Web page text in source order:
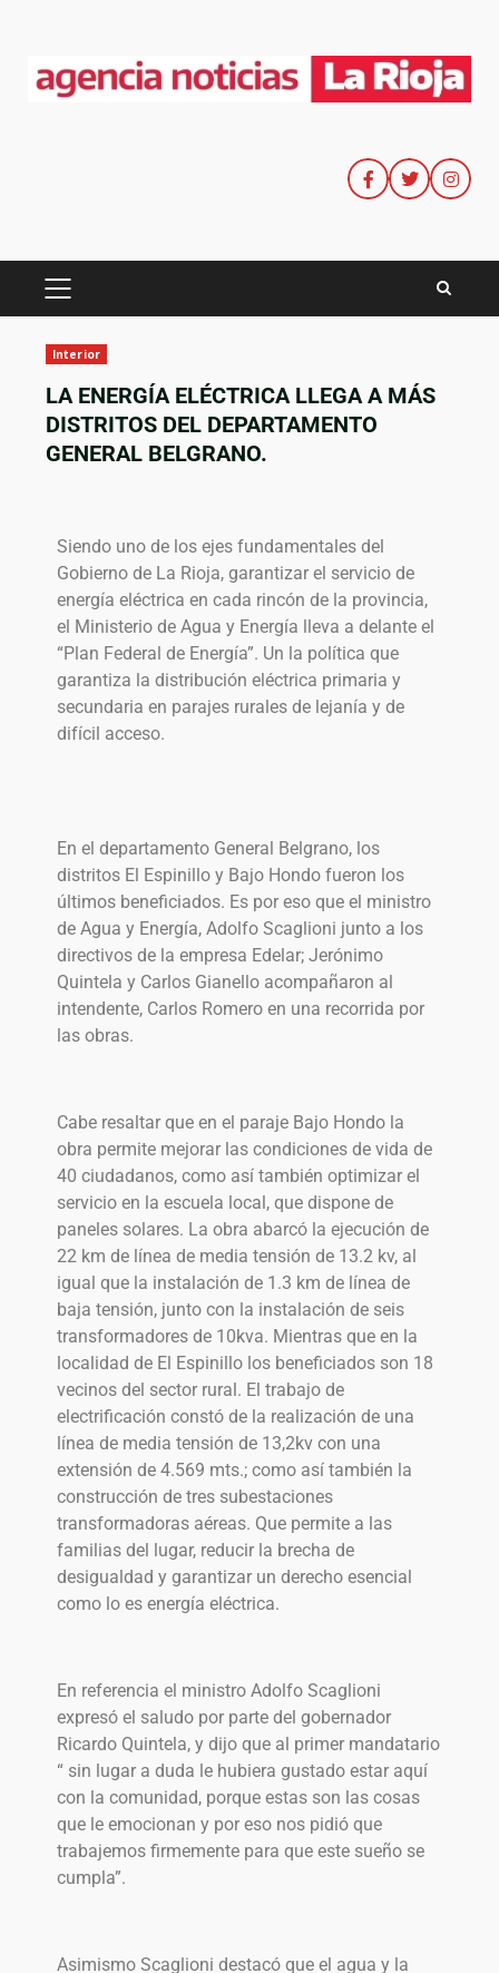
Interior
LA ENERGÍA ELÉCTRICA LLEGA A MÁS
DISTRITOS DEL DEPARTAMENTO
GENERAL BELGRANO.
Siendo uno de los ejes fundamentales del
Gobierno de La Rioja, garantizar el servicio de
energía eléctrica en cada rincón de la provincia,
el Ministerio de Agua y Energía lleva a delante el
“Plan Federal de Energía”. Un la política que
garantiza la distribución eléctrica primaria y
secundaria en parajes rurales de lejanía y de
difícil acceso.
En el departamento General Belgrano, los
distritos El Espinillo y Bajo Hondo fueron los
últimos beneficiados. Es por eso que el ministro
de Agua y Energía, Adolfo Scaglioni junto a los
directivos de la empresa Edelar; Jerónimo
Quintela y Carlos Gianello acompañaron al
intendente, Carlos Romero en una recorrida por
las obras.
Cabe resaltar que en el paraje Bajo Hondo la
obra permite mejorar las condiciones de vida de
40 ciudadanos, como así también optimizar el
servicio en la escuela local, que dispone de
paneles solares. La obra abarcó la ejecución de
22 km de línea de media tensión de 13.2 kv, al
igual que la instalación de 1.3 km de línea de
baja tensión, junto con la instalación de seis
transformadores de 10kva. Mientras que en la
localidad de El Espinillo los beneficiados son 18
vecinos del sector rural. El trabajo de
electrificación constó de la realización de una
línea de media tensión de 13,2kv con una
extensión de 4.569 mts.; como así también la
construcción de tres subestaciones
transformadoras aéreas. Que permite a las
familias del lugar, reducir la brecha de
desigualdad y garantizar un derecho esencial
como lo es energía eléctrica.
En referencia el ministro Adolfo Scaglioni
expresó el saludo por parte del gobernador
Ricardo Quintela, y dijo que al primer mandatario
“ sin lugar a duda le hubiera gustado estar aquí
con la comunidad, porque estas son las cosas
que le emocionan y por eso nos pidió que
trabajemos firmemente para que este sueño se
cumpla”.
Asimismo Scaglioni destacó que el agua y la